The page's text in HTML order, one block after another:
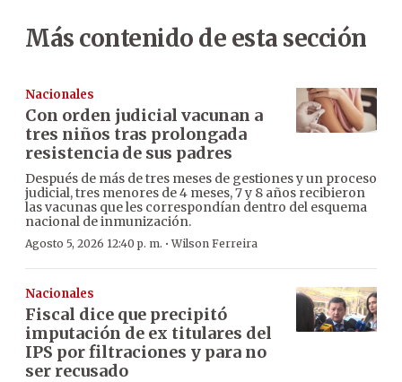
Más contenido de esta sección
Nacionales
Con orden judicial vacunan a
tres niños tras prolongada
resistencia de sus padres
Después de más de tres meses de gestiones y un proceso
judicial, tres menores de 4 meses, 7 y 8 años recibieron
las vacunas que les correspondían dentro del esquema
nacional de inmunización.
Agosto 5, 2026 12:40 p. m. ·Wilson Ferreira
Nacionales
Fiscal dice que precipitó
imputación de ex titulares del
IPS por filtraciones y para no
ser recusado